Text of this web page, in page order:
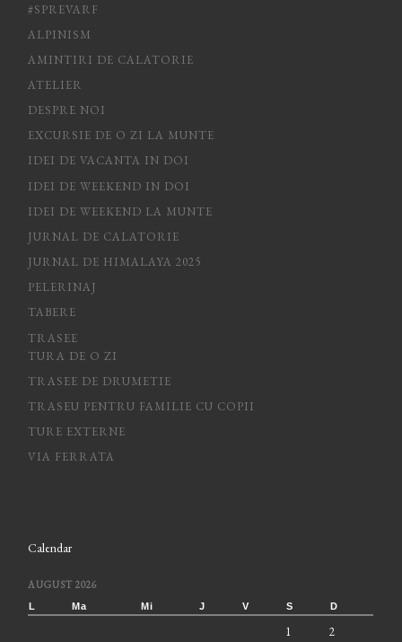
#SPREVARF
ALPINISM
AMINTIRI DE CALATORIE
ATELIER
DESPRE NOI
EXCURSIE DE O ZI LA MUNTE
IDEI DE VACANTA IN DOI
IDEI DE WEEKEND IN DOI
IDEI DE WEEKEND LA MUNTE
JURNAL DE CALATORIE
JURNAL DE HIMALAYA 2025
PELERINAJ
TABERE
TRASEE
TURA DE O ZI
TRASEE DE DRUMETIE
TRASEU PENTRU FAMILIE CU COPII
TURE EXTERNE
VIA FERRATA
Calendar
AUGUST 2026
L Ma Mi J V S D
1 2